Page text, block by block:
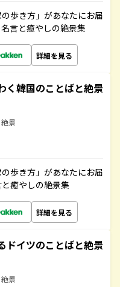
歩き方」があなたにお届
言と癒やしの絶景集
詳細を見る
く韓国のことばと絶景
景
歩き方」があなたにお届
癒やしの絶景集
詳細を見る
ドイツのことばと絶景
景